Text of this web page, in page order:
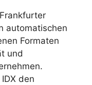
automatischen
Formaten
und
den